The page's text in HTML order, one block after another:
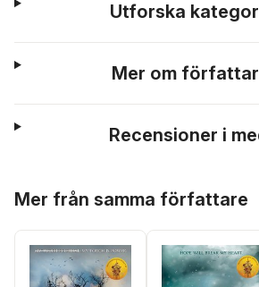
Utforska
Mer om
Recensioner i
Mer från samma författare